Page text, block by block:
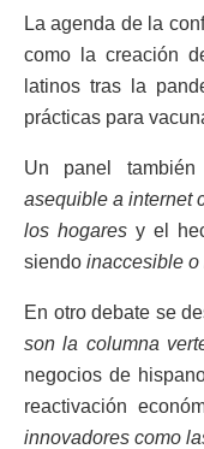
La agenda de la
como la creación
latinos tras la
prácticas para
Un panel
asequible a internet
los hogaresy el
siendo inaccesible
En otro debate se
son la columna
negocios de
reactivación
innovadores como